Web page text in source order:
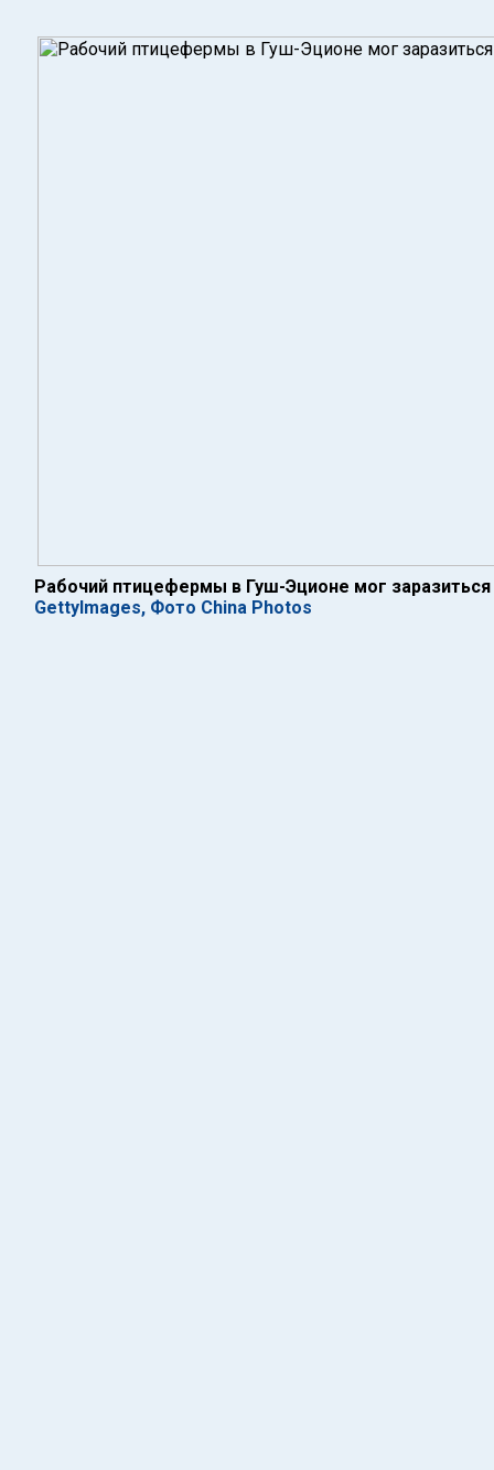
Рабочий птицефермы в Гуш-Эционе мог
GettyImages, Фото China Photos